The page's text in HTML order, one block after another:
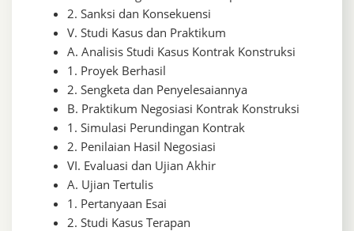
2. Sanksi dan Konsekuensi
V. Studi Kasus dan Praktikum
A. Analisis Studi Kasus Kontrak Konstruksi
1. Proyek Berhasil
2. Sengketa dan Penyelesaiannya
B. Praktikum Negosiasi Kontrak Konstruksi
1. Simulasi Perundingan Kontrak
2. Penilaian Hasil Negosiasi
VI. Evaluasi dan Ujian Akhir
A. Ujian Tertulis
1. Pertanyaan Esai
2. Studi Kasus Terapan